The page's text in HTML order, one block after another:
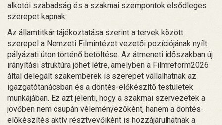
alkotói szabadság és a szakmai szempontok elsődleges
szerepet kapnak.
Az államtitkár tájékoztatása szerint a tervek között
szerepel a Nemzeti Filmintézet vezetői pozíciójának nyílt
pályázati úton történő betöltése. Az átmeneti időszakban új
irányítási struktúra jöhet létre, amelyben a Filmreform2026
által delegált szakemberek is szerepet vállalhatnak az
igazgatótanácsban és a döntés-előkészítő testületek
munkájában. Ez azt jelenti, hogy a szakmai szervezetek a
jövőben nem csupán véleményezőként, hanem a döntés-
előkészítés aktív résztvevőiként is hozzájárulhatnak a